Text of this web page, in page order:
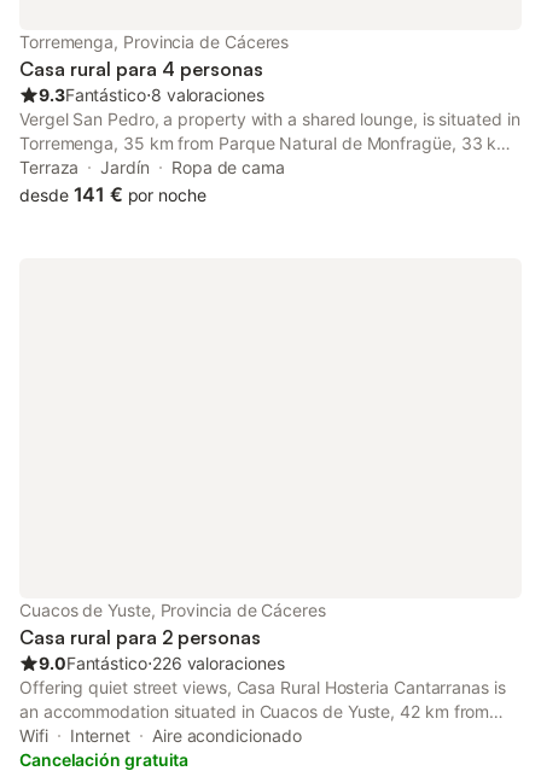
Torremenga, Provincia de Cáceres
Casa rural para 4 personas
9.3Fantástico⋅8 valoraciones
Vergel San Pedro, a property with a shared lounge, is situated in
Torremenga, 35 km from Parque Natural de Monfragüe, 33 km
from Plaza Mayor, as well as 12 km from Monasterio de Yuste.
This property offers access to a balcony and free private...
Terraza Jardín
Ropa de cama
desde 141 € por noche
Cuacos de Yuste, Provincia de Cáceres
Casa rural para 2 personas
9.0Fantástico⋅226 valoraciones
Offering quiet street views, Casa Rural Hosteria Cantarranas is
an accommodation situated in Cuacos de Yuste, 42 km from
Plaza Mayor and 300 metres from Monasterio de Yuste.
Wifi Internet
Aire acondicionado
Cancelación gratuita